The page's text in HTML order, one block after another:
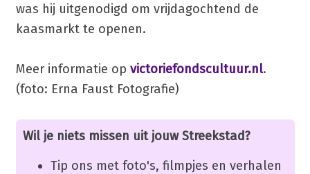
was hij uitgenodigd om vrijdagochtend de
kaasmarkt te openen.
Meer informatie op victoriefondscultuur.nl.
(foto: Erna Faust Fotografie)
Wil je niets missen uit jouw Streekstad?
Tip ons met foto's, filmpjes en verhalen